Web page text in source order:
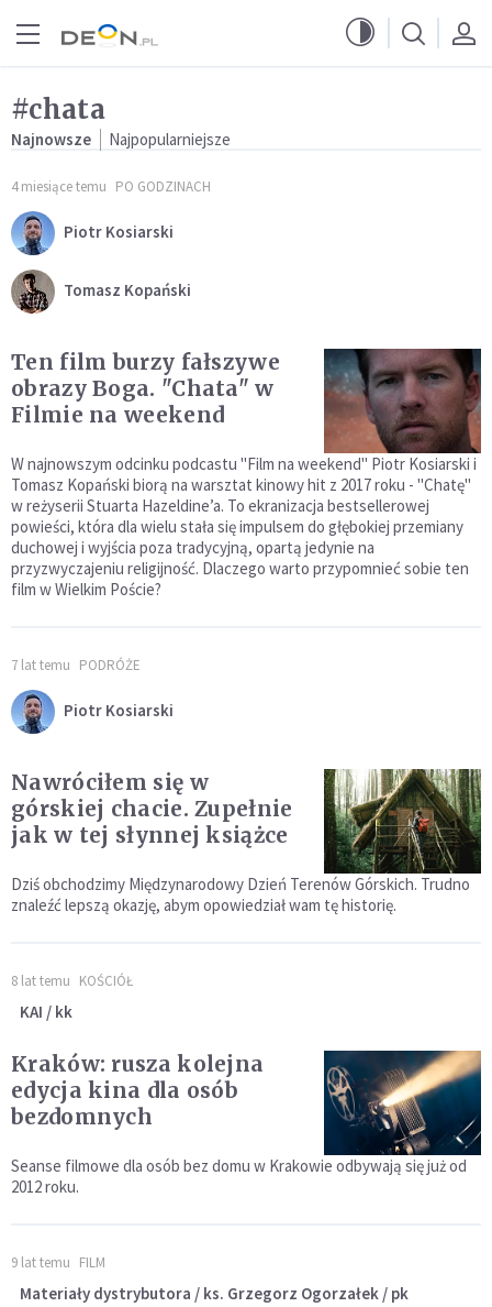
#chata
Najnowsze Najpopularniejsze
4 miesiące temu PO GODZINACH
Piotr Kosiarski
Tomasz Kopański
Ten film burzy fałszywe
obrazy Boga. "Chata" w
Filmie na weekend
W najnowszym odcinku podcastu "Film na weekend" Piotr Kosiarski i
Tomasz Kopański biorą na warsztat kinowy hit z 2017 roku - "Chatę"
w reżyserii Stuarta Hazeldine’a. To ekranizacja bestsellerowej
powieści, która dla wielu stała się impulsem do głębokiej przemiany
duchowej i wyjścia poza tradycyjną, opartą jedynie na
przyzwyczajeniu religijność. Dlaczego warto przypomnieć sobie ten
film w Wielkim Poście?
7 lat temu PODRÓŻE
Piotr Kosiarski
Nawróciłem się w
górskiej chacie. Zupełnie
jak w tej słynnej książce
Dziś obchodzimy Międzynarodowy Dzień Terenów Górskich. Trudno
znaleźć lepszą okazję, abym opowiedział wam tę historię.
8 lat temu KOŚCIÓŁ
KAI / kk
Kraków: rusza kolejna
edycja kina dla osób
bezdomnych
Seanse filmowe dla osób bez domu w Krakowie odbywają się już od
2012 roku.
9 lat temu FILM
Materiały dystrybutora / ks. Grzegorz Ogorzałek / pk